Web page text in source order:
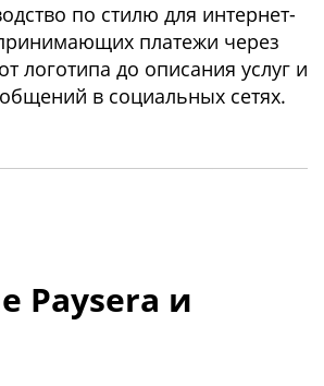
по стилю для интернет-
платежи через
логотипа до описания услуг и
в социальных сетях.
Paysera и